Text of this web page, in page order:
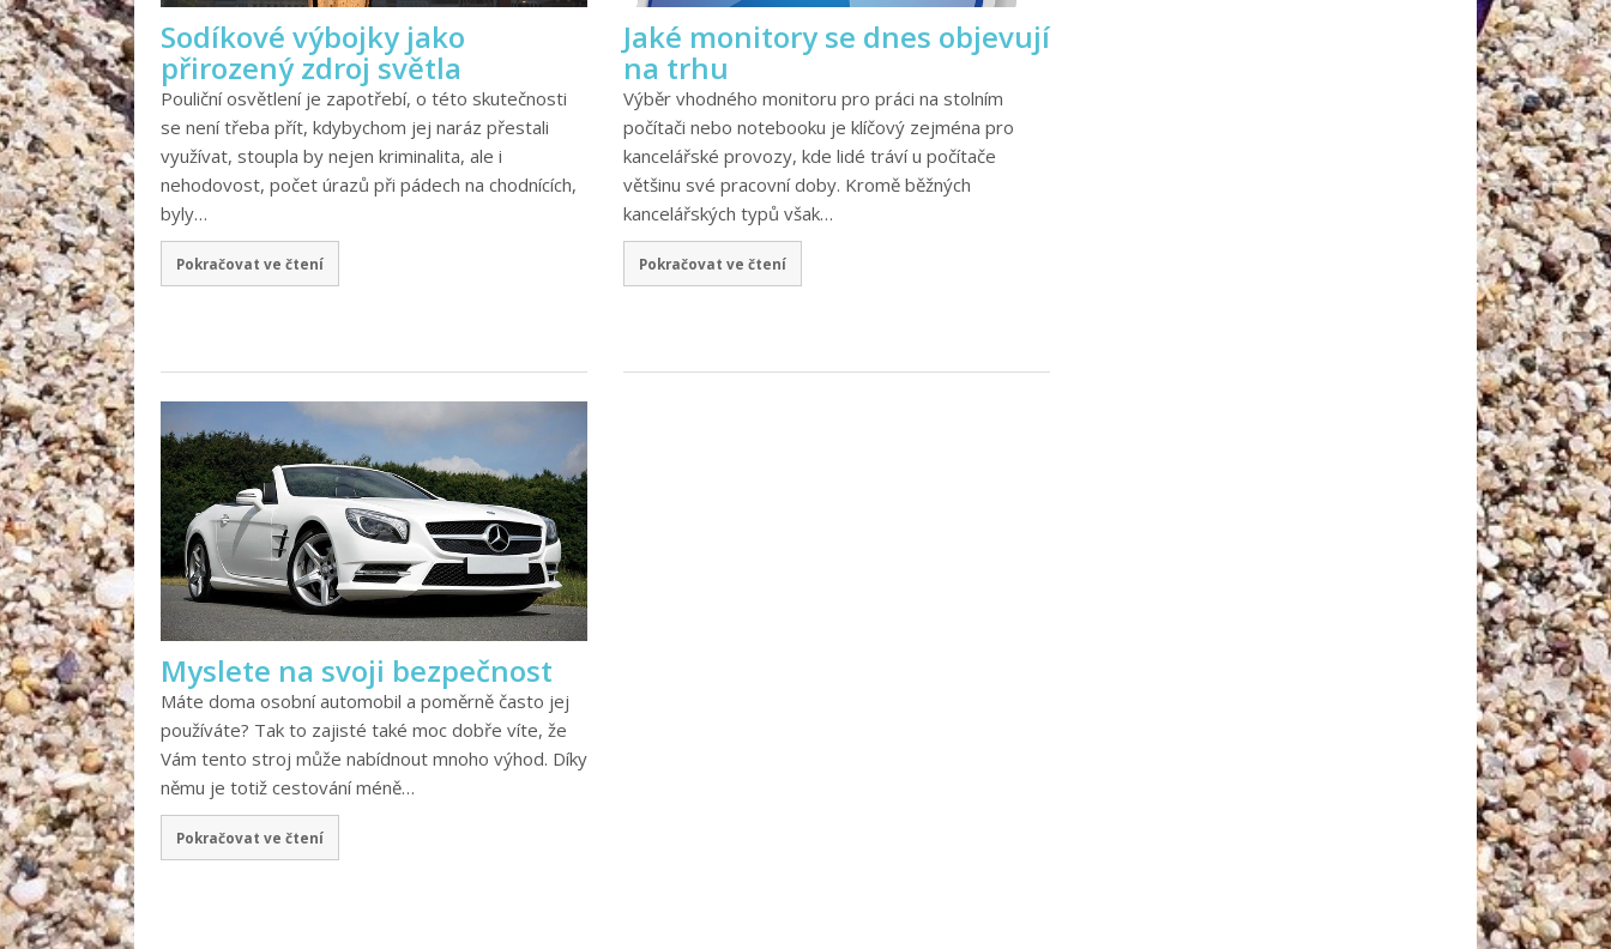
Sodíkové výbojky jako
přirozený zdroj světla
Pouliční osvětlení je zapotřebí, o této skutečnosti
se není třeba přít, kdybychom jej naráz přestali
využívat, stoupla by nejen kriminalita, ale i
nehodovost, počet úrazů při pádech na chodnících,
byly…
Pokračovat ve čtení
Jaké monitory se dnes objevují
na trhu
Výběr vhodného monitoru pro práci na stolním
počítači nebo notebooku je klíčový zejména pro
kancelářské provozy, kde lidé tráví u počítače
většinu své pracovní doby. Kromě běžných
kancelářských typů však…
Pokračovat ve čtení
Myslete na svoji bezpečnost
Máte doma osobní automobil a poměrně často jej
používáte? Tak to zajisté také moc dobře víte, že
Vám tento stroj může nabídnout mnoho výhod. Díky
němu je totiž cestování méně…
Pokračovat ve čtení